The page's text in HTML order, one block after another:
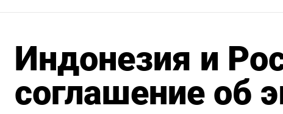
Индонезия и
соглашение об